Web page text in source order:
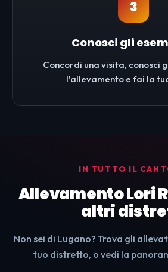
3
Conosci gli
Concordi una visita, conosci
l'allevamento e fai la
IN TUTTO IL
Allevamento Lori
altri
Non sei di Lugano? Trova gli
tuo distretto, o vedi la